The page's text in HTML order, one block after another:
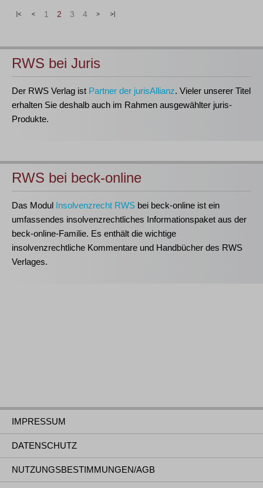
|< < 1 2 3 4 > >|
RWS bei Juris
Der RWS Verlag ist Partner der jurisAllianz. Vieler unserer Titel
erhalten Sie deshalb auch im Rahmen ausgewählter juris-
Produkte.
RWS bei beck-online
Das Modul Insolvenzrecht RWS bei beck-online ist ein
umfassendes insolvenzrechtliches Informationspaket aus der
beck-online-Familie. Es enthält die wichtige
insolvenzrechtliche Kommentare und Handbücher des RWS
Verlages.
IMPRESSUM
DATENSCHUTZ
NUTZUNGSBESTIMMUNGEN/AGB